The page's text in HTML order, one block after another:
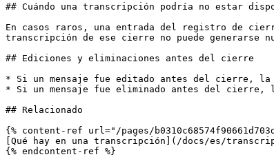
## Cuándo una transcripción podría no estar
En casos raros, una entrada del registro de
transcripción de ese cierre no puede generarse
## Ediciones y eliminaciones antes del cierre
* Si un mensaje fue editado antes del cierre,
* Si un mensaje fue eliminado antes del
## Relacionado
{% content-ref url="/pages/
[Qué hay en una transcripción](/docs/es/
{% endcontent-ref %}